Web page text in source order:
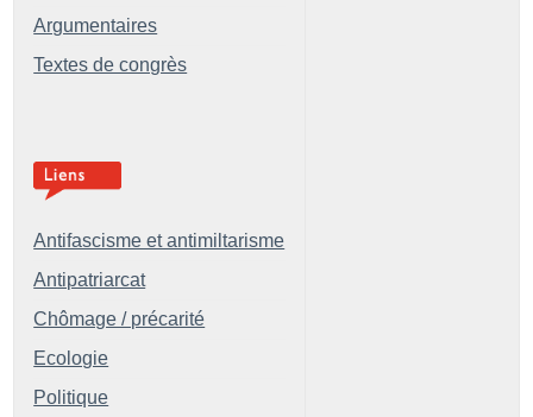
Argumentaires
Textes de congrès
Antifascisme et antimiltarisme
Antipatriarcat
Chômage / précarité
Ecologie
Politique